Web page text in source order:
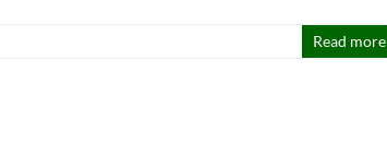
Read more